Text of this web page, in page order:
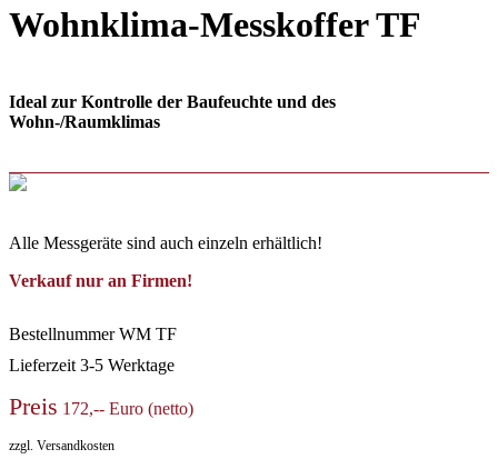
Wohnklima-Messkoffer TF
Ideal zur Kontrolle der Baufeuchte und des
Wohn-/Raumklimas
Alle Messgeräte sind auch einzeln erhältlich!
Verkauf nur an Firmen!
BestellnummerWM TF
Lieferzeit 3-5 Werktage
Preis 172,-- Euro (netto)
zzgl. Versandkosten